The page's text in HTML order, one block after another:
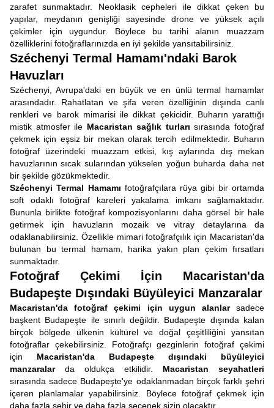
zarafet sunmaktadır. Neoklasik cepheleri ile dikkat çeken bu
yapılar, meydanın genişliği sayesinde drone ve yüksek açılı
çekimler için uygundur. Böylece bu tarihi alanın muazzam
özelliklerini fotoğraflarınızda en iyi şekilde yansıtabilirsiniz.
Széchenyi Termal Hamamı'ndaki Barok
Havuzları
Széchenyi, Avrupa'daki en büyük ve en ünlü termal hamamlar
arasındadır. Rahatlatan ve şifa veren özelliğinin dışında canlı
renkleri ve barok mimarisi ile dikkat çekicidir. Buharın yarattığı
mistik atmosfer ile Macaristan sağlık turlarısırasında fotoğraf
çekmek için eşsiz bir mekan olarak tercih edilmektedir. Buharın
fotoğraf üzerindeki muazzam etkisi, kış aylarında dış mekan
havuzlarının sıcak sularından yükselen yoğun buharda daha net
bir şekilde gözükmektedir.
Széchenyi Termal Hamamı fotoğrafçılara rüya gibi bir ortamda
soft odaklı fotoğraf kareleri yakalama imkanı sağlamaktadır.
Bununla birlikte fotoğraf kompozisyonlarını daha görsel bir hale
getirmek için havuzların mozaik ve vitray detaylarına da
odaklanabilirsiniz. Özellikle mimari fotoğrafçılık için Macaristan'da
bulunan bu termal hamam, harika yakın plan çekim fırsatları
sunmaktadır.
Fotoğraf Çekimi İçin Macaristan'da
Budapeşte Dışındaki Büyüleyici Manzaralar
Macaristan'da fotoğraf çekimi için uygun alanlarsadece
başkent Budapeşte ile sınırlı değildir. Budapeşte dışında kalan
birçok bölgede ülkenin kültürel ve doğal çeşitliliğini yansıtan
fotoğraflar çekebilirsiniz. Fotoğrafçı gezginlerin fotoğraf çekimi
için Macaristan'da Budapeşte dışındaki büyüleyici
manzaralarda oldukça etkilidir. Macaristan seyahatleri
sırasında sadece Budapeşte'ye odaklanmadan birçok farklı şehri
içeren planlamalar yapabilirsiniz. Böylece fotoğraf çekmek için
daha fazla şehir ve daha fazla seçenek sizin olacaktır.